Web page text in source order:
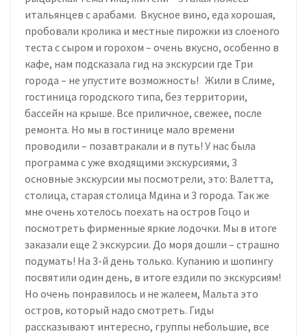
итальянцев с арабами. Вкусное вино, еда хорошая,
пробовали кролика и местные пирожки из слоеного
теста с сыром и горохом – очень вкусно, особенно в
кафе, нам подсказала гид на экскурсии где Три
города – не упустите возможность! Жили в Слиме,
гостиница городского типа, без территории,
бассейн на крыше. Все приличное, свежее, после
ремонта. Но мы в гостинице мало времени
проводили – позавтракали и в путь! У нас была
программа с уже входящими экскурсиями, 3
основные экскурсии мы посмотрели, это: Валетта,
столица, старая столица Мдина и 3 города. Так же
мне очень хотелось поехать на остров Гоцо и
посмотреть фирменные яркие лодочки. Мы в итоге
заказали еще 2 экскурсии. До моря дошли – страшно
подумать! На 3-й день только. Купанию и шопингу
посвятили один день, в итоге ездили по экскурсиям!
Но очень понравилось и не жалеем, Мальта это
остров, который надо смотреть. Гиды
рассказывают интересно, группы небольшие, все